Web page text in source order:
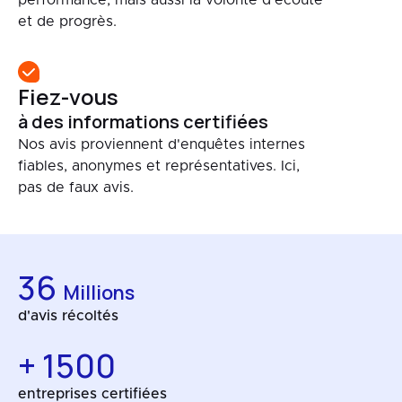
et de progrès.
Fiez-vous
à des informations certifiées
Nos avis proviennent d'enquêtes internes
fiables, anonymes et représentatives. Ici,
pas de faux avis.
36 Millions
d'avis récoltés
+ 1500
entreprises certifiées